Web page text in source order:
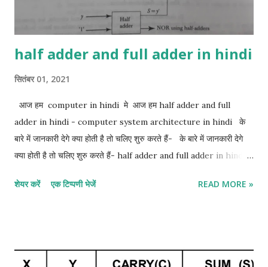
half adder and full adder in hindi
सितंबर 01, 2021
आज हम computer in hindi मे आज हम half adder and full
adder in hindi - computer system architecture in hindi के
बारे में जानकारी देगे क्या होती है तो चलिए शुरु करते हैं- के बारे में जानकारी देगे
क्या होती है तो चलिए शुरु करते हैं- half adder and full adder in hindi:-
hindi:- half adder सबसे basic digital arithmetic circuit 2
शेयर करें एक टिप्पणी भेजें READ MORE »